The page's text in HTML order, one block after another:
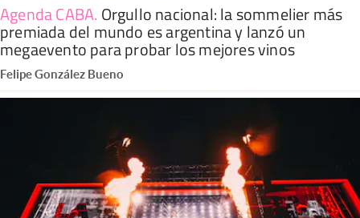
Agenda CABA. Orgullo nacional: la sommelier más
premiada del mundo es argentina y lanzó un
megaevento para probar los mejores vinos
Felipe González Bueno